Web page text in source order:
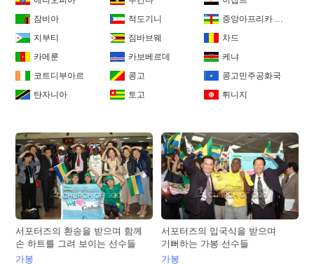
잠비아
적도기니
중앙아프리카 공화국
지부티
짐바브웨
차드
카메룬
카보베르데
케냐
코트디부아르
콩고
콩고민주공화국
탄자니아
토고 튀니지
서포터즈의 환송을 받으며 함께
손 하트를 그려 보이는 선수들
가봉
서포터즈의 입국식을 받으며
기뻐하는 가봉 선수들
가봉